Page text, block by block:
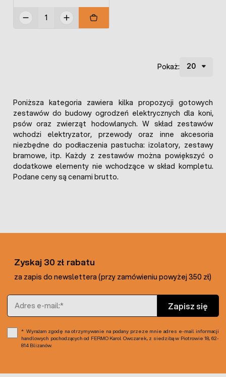
Pokaż:
Poniższa kategoria zawiera kilka propozycji gotowych
zestawów do budowy ogrodzeń elektrycznych dla koni,
psów oraz zwierząt hodowlanych. W skład zestawów
wchodzi elektryzator, przewody oraz inne akcesoria
niezbędne do podłaczenia pastucha: izolatory, zestawy
bramowe, itp. Każdy z zestawów można powiększyć o
dodatkowe elementy nie wchodzące w skład kompletu.
Podane ceny są cenami brutto.
Zyskaj 30 zł rabatu
za zapis do newslettera (przy zamówieniu powyżej 350 zł)
Adres e-mail
Zapisz się
Wyrażam zgodę na otrzymywanie na podany przeze mnie adres e-mail informacji
handlowych pochodzących od FERMO Karol Owczarek, z siedzibą w Piotrowie 18, 62-
814 Blizanów.